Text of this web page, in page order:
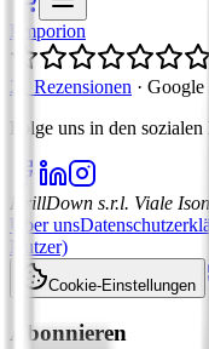
Emporion
21 Rezensionen · Google
Folge uns in den sozialen
DrillDown s.r.l. Viale
Über uns
Nutzer)
Cookie-Einstellungen
Abonnieren